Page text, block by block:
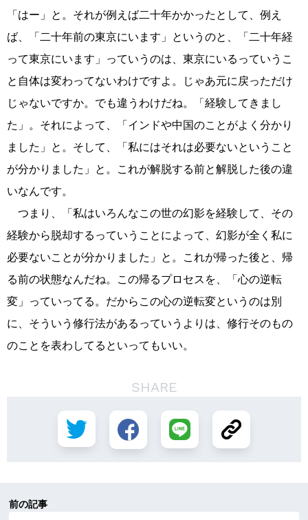
「はー」と。それが例えば二十年かかったとして、例え
ば、「二十年前の東京にいます」というのと、「二十年経
って東京にいます」っていうのは、東京にいるっていうこ
と自体は変わってないわけですよ。じゃあ元に戻っただけ
じゃないですか。でも違うわけだね。「経験してきまし
た」。それによって、「インドや中国のことがよく分かり
ました」と。そして、「私にはそれは必要ないということ
が分かりました」と。これが解脱する前と解脱した後の違
いなんです。
つまり、「私はいろんなこの世の幻影を経験して、その
経験から脱却するっていうことによって、幻影が全く私に
必要ないことが分かりました」と。これが帰った後と、帰
る前の状態なんだね。この帰るプロセスを、「心の逆転
変」っていってる。だからこの心の逆転変というのは別
に、そういう修行法があるっていうよりは、修行そのもの
のことを表わしてるといってもいい。
SHARE
前の記事